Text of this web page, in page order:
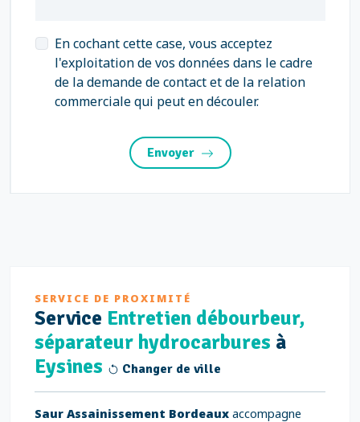
En cochant cette case, vous acceptez
l'exploitation de vos données dans le cadre
de la demande de contact et de la relation
commerciale qui peut en découler.
Envoyer
SERVICE DE PROXIMITÉ
Service Entretien débourbeur,
séparateur hydrocarbures à
Eysines
Changer de ville
Saur Assainissement Bordeaux accompagne